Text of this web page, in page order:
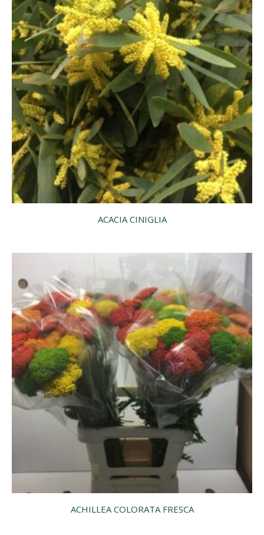
ACACIA CINIGLIA
ACHILLEA COLORATA FRESCA